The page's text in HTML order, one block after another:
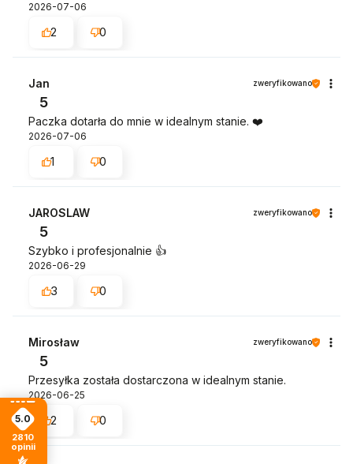
2026-07-06
2 0
Jan zweryfikowano
5
Paczka dotarła do mnie w idealnym stanie. ❤️
2026-07-06
1 0
JAROSLAW zweryfikowano
5
Szybko i profesjonalnie 👍️
2026-06-29
3 0
Mirosław zweryfikowano
5
Przesyłka została dostarczona w idealnym stanie.
2026-06-25
2 0
5.0
2810
opinii